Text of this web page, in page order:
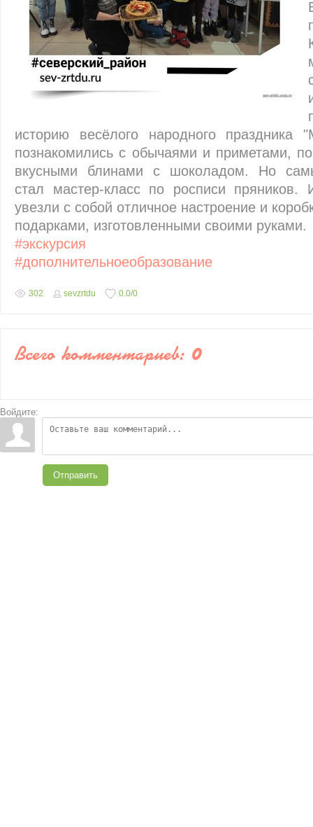
историю весёлого народного праздника
познакомились с обычаями и приметами,
вкусными блинами с шоколадом. Но
стал мастер-класс по росписи
увезли с собой отличное настроение и
подарками, изготовленными своими руками.
#экскурсия
#дополнительноеобразование
302 sevzrtdu 0.0/0
Всего комментариев: 0
Войдите:
Отправить